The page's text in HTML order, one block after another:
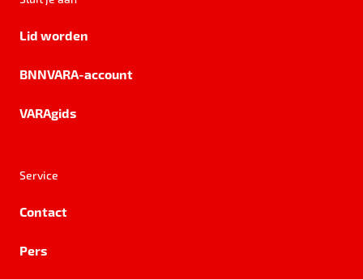
Lid worden
BNNVARA-account
VARAgids
Service
Contact
Pers